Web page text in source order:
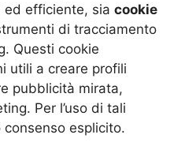
ed efficiente, sia cookie
di tracciamento
Questi cookie
utili a creare profili
pubblicità mirata,
Per l’uso di tali
esplicito.